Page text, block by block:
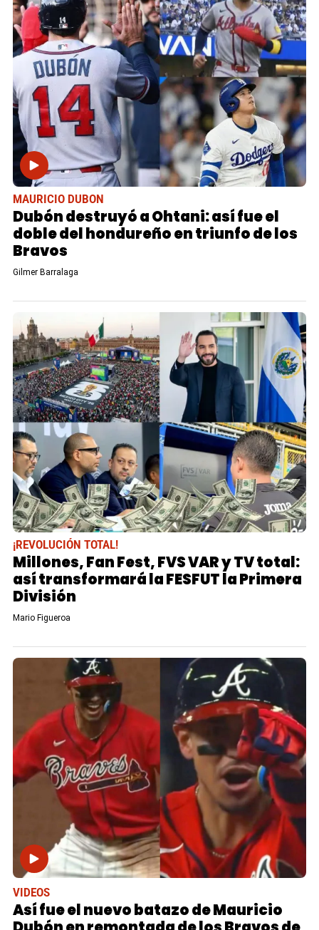
MAURICIO DUBON
Dubón destruyó a Ohtani: así fue el
doble del hondureño en triunfo de los
Bravos
Gilmer Barralaga
¡REVOLUCIÓN TOTAL!
Millones, Fan Fest, FVS VAR y TV total:
así transformará la FESFUT la Primera
División
Mario Figueroa
VIDEOS
Así fue el nuevo batazo de Mauricio